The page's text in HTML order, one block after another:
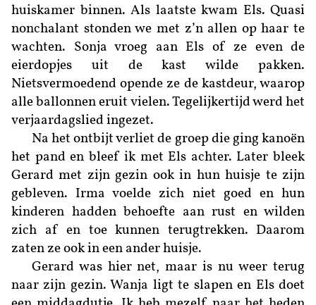
huiskamer binnen. Als laatste kwam Els. Quasi
nonchalant stonden we met z’n allen op haar te
wachten. Sonja vroeg aan Els of ze even de
eierdopjes uit de kast wilde pakken.
Nietsvermoedend opende ze de kastdeur, waarop
alle ballonnen eruit vielen. Tegelijkertijd werd het
verjaardagslied ingezet.
Na het ontbijt verliet de groep die ging kanoën
het pand en bleef ik met Els achter. Later bleek
Gerard met zijn gezin ook in hun huisje te zijn
gebleven. Irma voelde zich niet goed en hun
kinderen hadden behoefte aan rust en wilden
zich af en toe kunnen terugtrekken. Daarom
zaten ze ook in een ander huisje.
Gerard was hier net, maar is nu weer terug
naar zijn gezin. Wanja ligt te slapen en Els doet